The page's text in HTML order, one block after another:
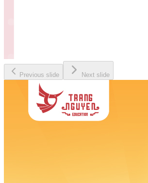
Previous slide Next slide